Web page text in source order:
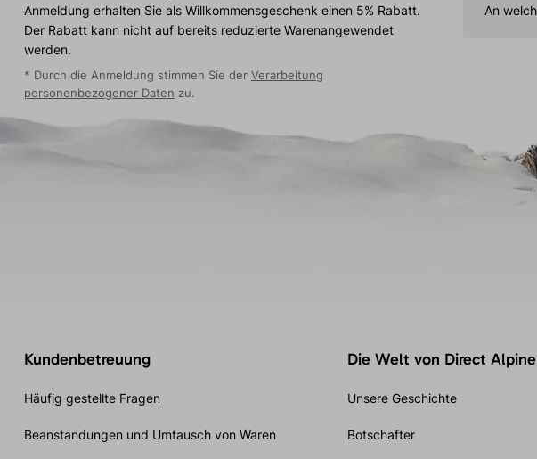
Anmeldung erhalten Sie als Willkommensgeschenk einen 5% Rabatt.
Der Rabatt kann nicht auf bereits reduzierte Warenangewendet
werden.
* Durch die Anmeldung stimmen Sie der Verarbeitung
personenbezogener Daten zu.
Kundenbetreuung
Häufig gestellte Fragen
Beanstandungen und Umtausch von Waren
Die Welt von Direct Alpine
Unsere Geschichte
Botschafter